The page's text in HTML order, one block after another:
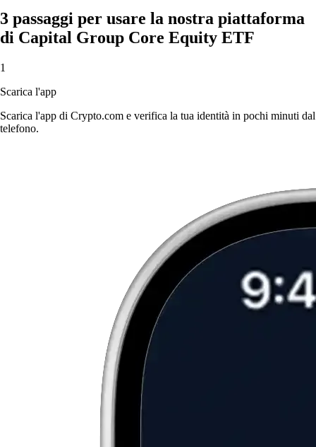
3 passaggi per usare la nostra piattaforma
di Capital Group Core Equity ETF
1
Scarica l'app
Scarica l'app di Crypto.com e verifica la tua identità in pochi minuti dal
telefono.